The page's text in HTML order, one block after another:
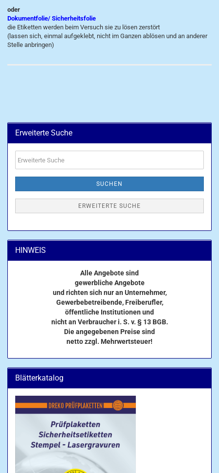
oder
Dokumentfolie/ Sicherheitsfolie
die Etiketten werden beim Versuch sie zu lösen zerstört
(lassen sich, einmal aufgeklebt, nicht im Ganzen ablösen und an anderer
Stelle anbringen)
Erweiterte Suche
Suche
SUCHEN
ERWEITERTE SUCHE
HINWEIS
Alle Angebote sind
gewerbliche Angebote
und richten sich nur an Unternehmer,
Gewerbebetreibende, Freiberufler,
öffentliche Institutionen und
nicht an Verbraucher i. S. v. § 13 BGB.
Die angegebenen Preise sind
netto zzgl. Mehrwertsteuer!
Blätterkatalog